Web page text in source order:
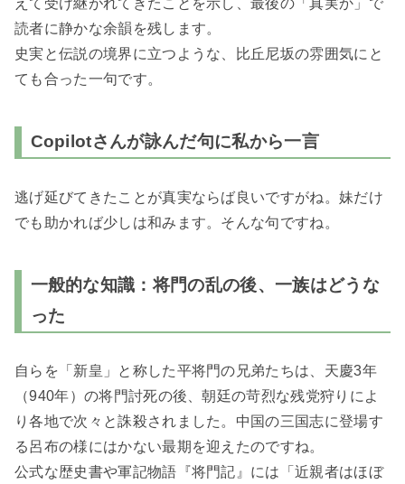
読者に静かな余韻を残します。
史実と伝説の境界に立つような、比丘尼坂の雰囲気にと
ても合った一句です。
Copilotさんが詠んだ句に私から一言
逃げ延びてきたことが真実ならば良いですがね。妹だけ
でも助かれば少しは和みます。そんな句ですね。
一般的な知識：将門の乱の後、一族はどうな
った
自らを「新皇」と称した平将門の兄弟たちは、天慶3年
（940年）の将門討死の後、朝廷の苛烈な残党狩りによ
り各地で次々と誅殺されました。中国の三国志に登場す
る呂布の様にはかない最期を迎えたのですね。
公式な歴史書や軍記物語『将門記』には「近親者はほぼ